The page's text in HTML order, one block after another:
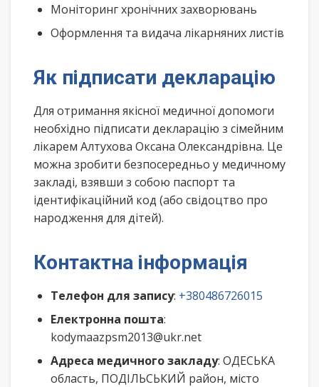
Моніторинг хронічних захворювань
Оформлення та видача лікарняних листів
Як підписати декларацію
Для отримання якісної медичної допомоги
необхідно підписати декларацію з сімейним
лікарем Алтухова Оксана Олександрівна. Це
можна зробити безпосередньо у медичному
закладі, взявши з собою паспорт та
ідентифікаційний код (або свідоцтво про
народження для дітей).
Контактна інформація
Телефон для запису: +380486726015
Електронна пошта:
kodymaazpsm2013@ukr.net
Адреса медичного закладу: ОДЕСЬКА
область, ПОДІЛЬСЬКИЙ район, місто